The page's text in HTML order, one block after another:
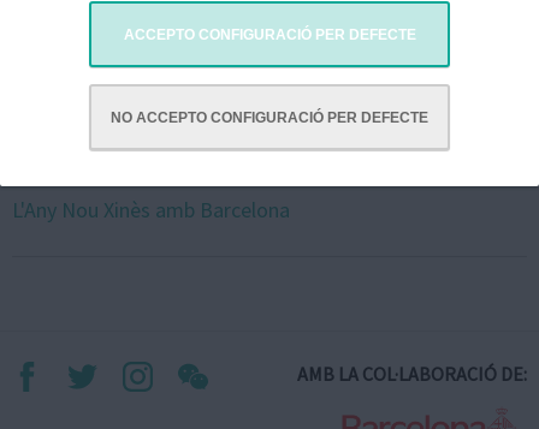
ACCEPTO CONFIGURACIÓ PER DEFECTE
NO ACCEPTO CONFIGURACIÓ PER DEFECTE
L'Any Nou Xinès amb Barcelona
AMB LA COL·LABORACIÓ DE: